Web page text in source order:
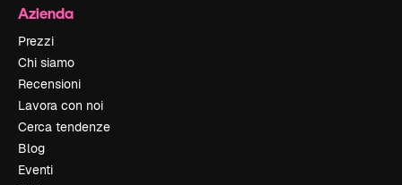
Azienda
Prezzi
Chi siamo
Recensioni
Lavora con noi
Cerca tendenze
Blog
Eventi